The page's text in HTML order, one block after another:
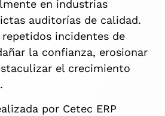
en industrias
auditorías de calidad.
incidentes de
la confianza, erosionar
el crecimiento
por Cetec ERP